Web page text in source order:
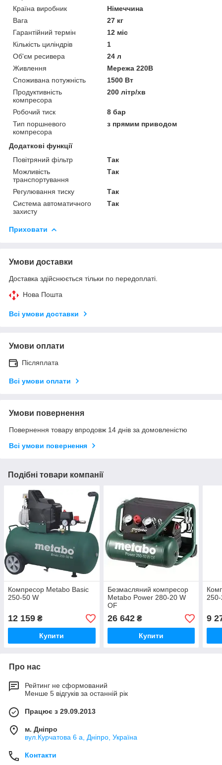
Країна виробник
Німеччина
Вага
27 кг
Гарантійний термін
12 міс
Кількість циліндрів
1
Об'єм ресивера
24 л
Живлення
Мережа 220В
Споживана потужність
1500 Вт
Продуктивність
компресора
200 літр/хв
Робочий тиск
8 бар
Тип поршневого
компресора
з прямим приводом
Додаткові функції
Повітряний фільтр
Так
Можливість
транспортування
Так
Регулювання тиску
Так
Система автоматичного
захисту
Так
Приховати
Умови доставки
Доставка здійснюється тільки по передоплаті.
Нова Пошта
Всі умови доставки
Умови оплати
Післяплата
Всі умови оплати
Умови повернення
Повернення товару впродовж 14 днів за домовленістю
Всі умови повернення
Подібні товари компанії
Компресор Metabo Basic
250-50 W
12 159 ₴
Купити
Безмасляний компресор
Metabo Power 280-20 W
OF
26 642₴
Купити
9
Про нас
Рейтинг не сформований
Менше 5 відгуків за останній рік
Працює з 29.09.2013
м. Дніпро
вул.Курчатова 6 а, Дніпро, Україна
Контакти